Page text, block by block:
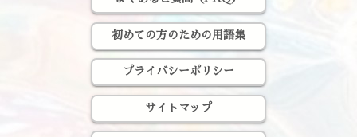
初めての方のための用語集
プライバシーポリシー
サイトマップ